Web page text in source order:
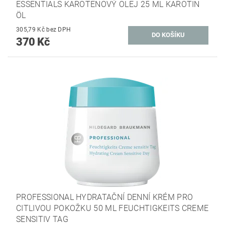
ESSENTIALS KAROTENOVÝ OLEJ 25 ML KAROTIN
ÖL
305,79 Kč bez DPH
370 Kč
PROFESSIONAL HYDRATAČNÍ DENNÍ KRÉM PRO
CITLIVOU POKOŽKU 50 ML FEUCHTIGKEITS CREME
SENSITIV TAG